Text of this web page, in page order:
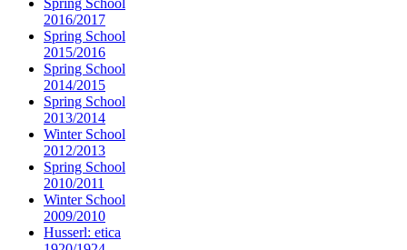
Spring School
2016/2017
Spring School
2015/2016
Spring School
2014/2015
Spring School
2013/2014
Winter School
2012/2013
Spring School
2010/2011
Winter School
2009/2010
Husserl: etica